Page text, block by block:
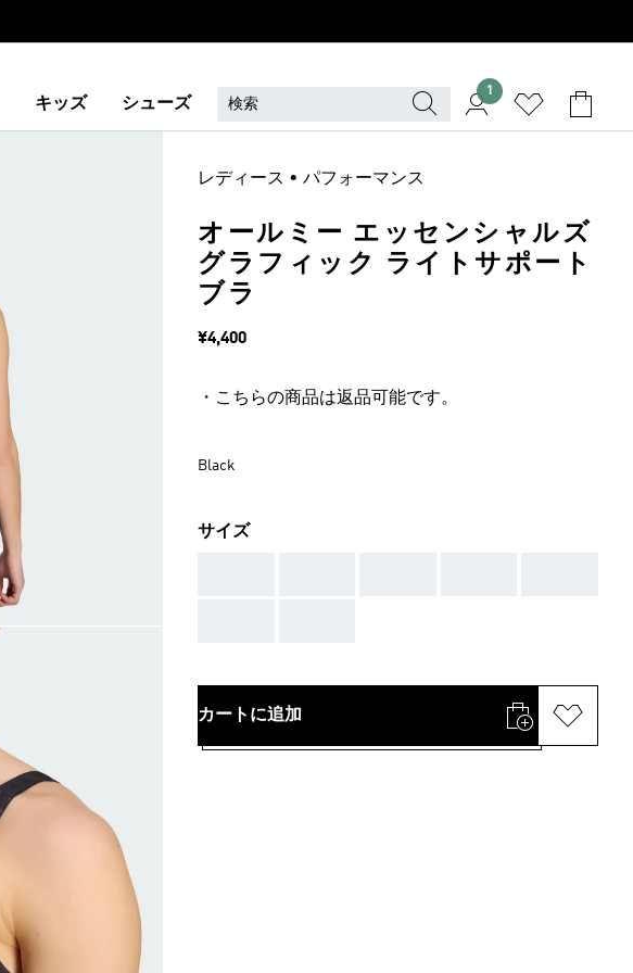
キッズ シューズ
1
レディース • パフォーマンス
オールミー エッセンシャルズ
グラフィック ライトサポート
ブラ
価格
¥4,400
・こちらの商品は返品可能です。
Black
サイズ
カートに追加